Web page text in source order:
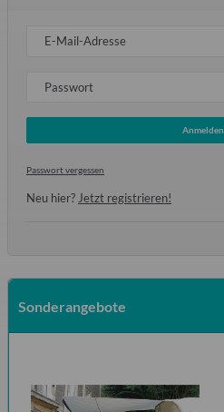
E-Mail-Adresse
Passwort
Anmelden
Passwort vergessen
Neu hier? Jetzt registrieren!
Sonderangebote